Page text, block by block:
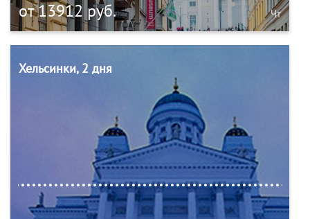
от 13912 руб. Чт
Хельсинки, 2 дня